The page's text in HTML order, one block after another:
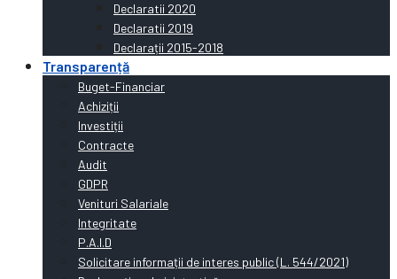
Declaratii 2020
Declaratii 2019
Declarații 2015-2018
Transparență
Buget-Financiar
Achiziții
Investiții
Contracte
Audit
GDPR
Venituri Salariale
Integritate
P.A.I.D
Solicitare informații de interes public (L. 544/2021)